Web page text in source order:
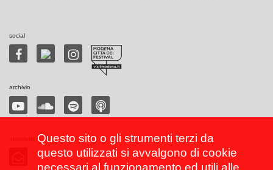
social
archivio
Questo sito o gli strumenti terzi da
questo utilizzati si avvalgono di cookie
necessari al funzionamento ed utili alle